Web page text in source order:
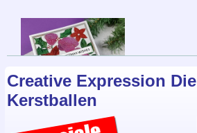
Creative Expression Die
Kerstballen